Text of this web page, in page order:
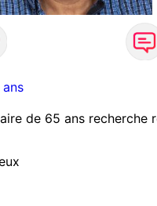
de 65 ans recherche